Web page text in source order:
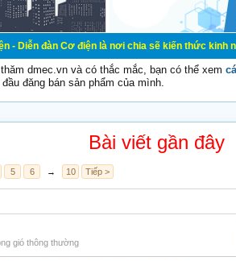
Cơ điện là nơi chia sẽ kiến thức kinh nghiệm
dmec.vn và có thắc mắc, bạn có thể xem
đăng bán sản phẩm của mình.
Bài viết gần đây
5 6 → 10 Tiếp >
gió thông thường